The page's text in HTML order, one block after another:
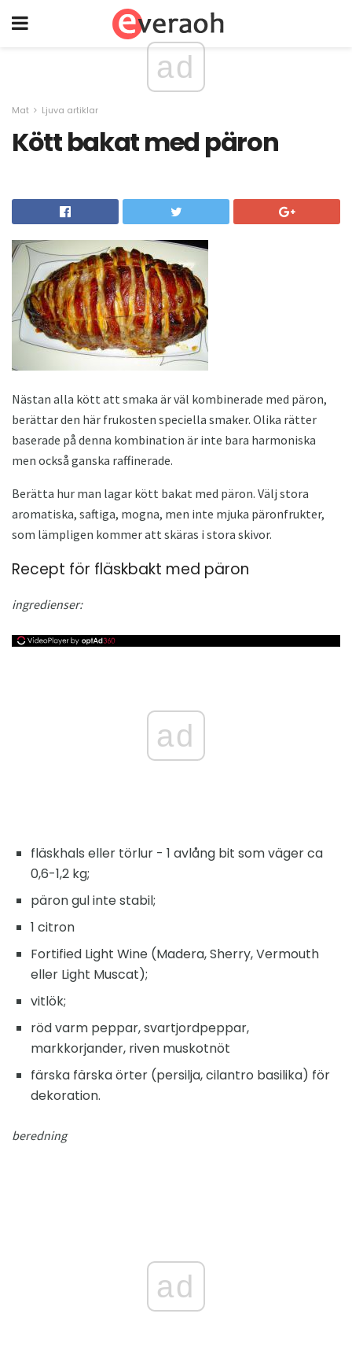
ad
Mat Ljuva artiklar
Kött bakat med päron
Nästan alla kött att smaka är väl kombinerade med päron,
berättar den här frukosten speciella smaker. Olika rätter
baserade på denna kombination är inte bara harmoniska
men också ganska raffinerade.
Berätta hur man lagar kött bakat med päron. Välj stora
aromatiska, saftiga, mogna, men inte mjuka päronfrukter,
som lämpligen kommer att skäras i stora skivor.
Recept för fläskbakt med päron
ingredienser:
ad
fläskhals eller törlur - 1 avlång bit som väger ca
0,6-1,2 kg;
päron gul inte stabil;
1 citron
Fortified Light Wine (Madera, Sherry, Vermouth
eller Light Muscat);
vitlök;
röd varm peppar, svartjordpeppar,
markkorjander, riven muskotnöt
färska färska örter (persilja, cilantro basilika) för
dekoration.
beredning
ad